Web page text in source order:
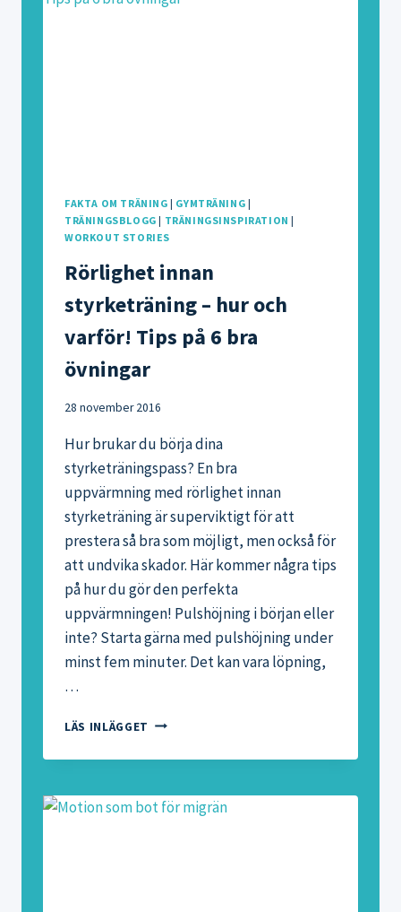
FAKTA OM TRÄNING | GYMTRÄNING |
TRÄNINGSBLOGG | TRÄNINGSINSPIRATION |
WORKOUT STORIES
Rörlighet innan
styrketräning – hur och
varför! Tips på 6 bra
övningar
28 november 2016
Hur brukar du börja dina
styrketräningspass? En bra
uppvärmning med rörlighet innan
styrketräning är superviktigt för att
prestera så bra som möjligt, men också för
att undvika skador. Här kommer några tips
på hur du gör den perfekta
uppvärmningen! Pulshöjning i början eller
inte? Starta gärna med pulshöjning under
minst fem minuter. Det kan vara löpning,
…
LÄS INLÄGGET RÖRLIGHET
STYRKETRÄNING
HUR
OCH